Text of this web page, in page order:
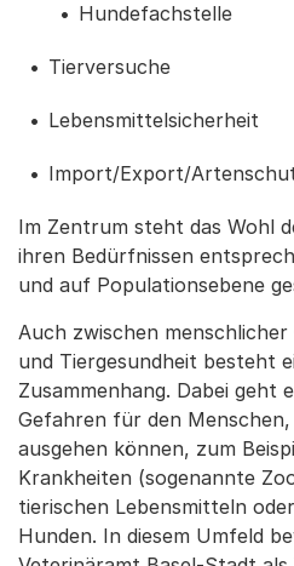
Hundefachstelle
Tierversuche
Lebensmittelsicherheit
Import/Export/
Im Zentrum steht das Wohl
ihren Bedürfnissen
und auf Populationsebene
Auch zwischen
und Tiergesundheit besteht
Zusammenhang. Dabei geht
Gefahren für den
ausgehen können, zum
Krankheiten (sogenannte
tierischen Lebensmitteln
Hunden. In diesem Umfeld